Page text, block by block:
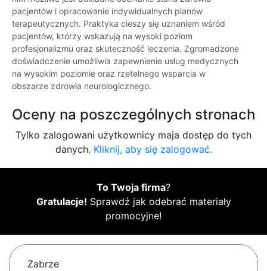
pacjentów i opracowanie indywidualnych planów
terapeutycznych. Praktyka cieszy się uznaniem wśród
pacjentów, którzy wskazują na wysoki poziom
profesjonalizmu oraz skuteczność leczenia. Zgromadzone
doświadczenie umożliwia zapewnienie usług medycznych
na wysokim poziomie oraz rzetelnego wsparcia w
obszarze zdrowia neurologicznego.
Oceny na poszczególnych stronach
Tylko zalogowani użytkownicy maja dostęp do tych
danych. Kliknij, aby się zalogować.
To Twoja firma?
Gratulacje! Sprawdź jak odebrać materiały
promocyjne!
Zabrze